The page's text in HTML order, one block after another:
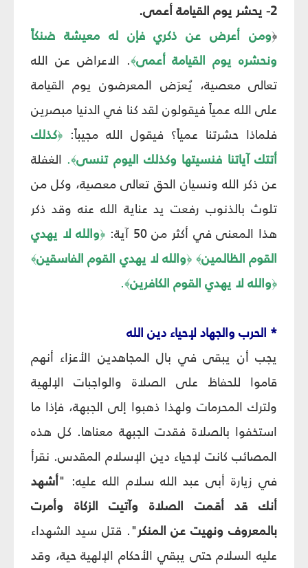
2- يحشر يوم القيامة أعمى.
﴿ومن أعرض عن ذكري فإن له معيشة ضنكاً
ونحشره يوم القيامة أعمى﴾. الاعراض عن الله
تعالى معصية، يُعرَض المعرضون يوم القيامة
على الله عمياً فيقولون لقد كنا في الدنيا مبصرين
فلماذا حشرتنا عمياً؟ فيقول الله مجيباً:
﴿كذلك
أتتك آياتنا فنسيتها وكذلك اليوم تنسى﴾. الغفلة
عن ذكر الله ونسيان الحق تعالى معصية، وكل من
تلوث بالذنوب رفعت يد عناية الله عنه وقد ذكر
هذا المعنى في أكثر من 50 آية:
﴿والله لا يهدي
القوم الظالمين﴾ ﴿والله لا يهدي القوم الفاسقين﴾
﴿والله لا يهدي القوم الكافرين﴾.
* الحرب والجهاد لإحياء دين الله
يجب أن يبقى في بال المجاهدين الأعزاء أنهم
قاموا للحفاظ على الصلاة والواجبات الإلهية
ولترك المحرمات ولهذا ذهبوا إلى الجبهة، فإذا ما
استخفوا بالصلاة فقدت الجبهة معناها. كل هذه
المصائب كانت لإحياء دين الإسلام المقدس. نقرأ
في زيارة أبى عبد الله سلام الله عليه: "أشهد
أنك قد أقمت الصلاة وآتيت الزكاة وأمرت
بالمعروف ونهيت عن المنكر". قتل سيد الشهداء
عليه السلام حتى يبقي الأحكام الإلهية حية، وقد